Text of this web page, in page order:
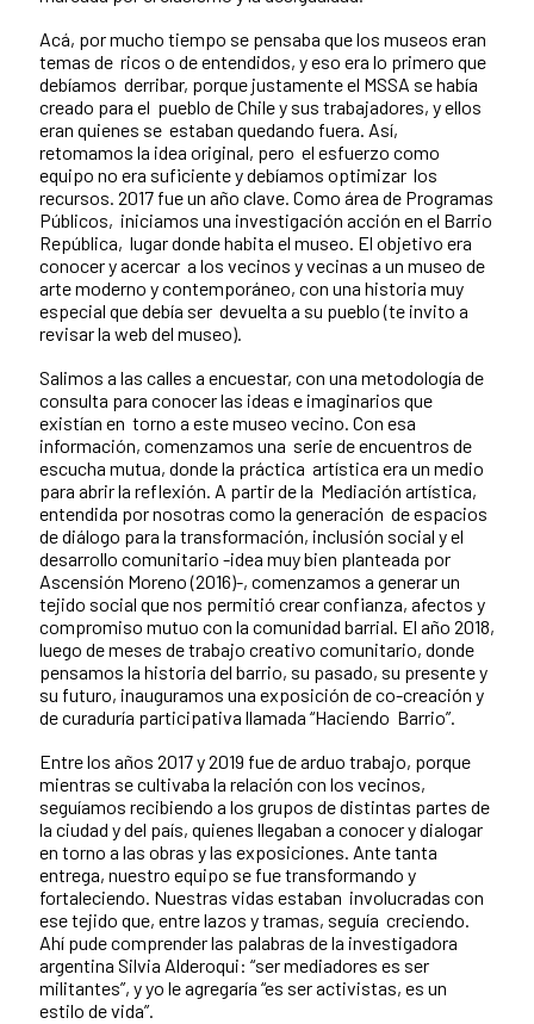
Acá, por mucho tiempo se pensaba que los museos eran
temas de ricos o de entendidos, y eso era lo primero que
debíamos derribar, porque justamente el MSSA se había
creado para el pueblo de Chile y sus trabajadores, y ellos
eran quienes se estaban quedando fuera. Así,
retomamos la idea original, pero el esfuerzo como
equipo no era suficiente y debíamos optimizar los
recursos. 2017 fue un año clave. Como área de Programas
Públicos, iniciamos una investigación acción en el Barrio
República, lugar donde habita el museo. El objetivo era
conocer y acercar a los vecinos y vecinas a un museo de
arte moderno ycontemporáneo, con una historia muy
especial que debía ser devuelta a su pueblo (te invito a
revisar la web del museo).
Salimos a las calles a encuestar, con una metodología de
consulta para conocer las ideas e imaginarios que
existían en torno a este museo vecino. Con esa
información, comenzamos una serie de encuentros de
escucha mutua, donde la práctica artística era un medio
para abrir la reflexión. A partir de la Mediación artística,
entendida por nosotras como la generación de espacios
de diálogo para la transformación, inclusión social y el
desarrollo comunitario -idea muy bien planteada por
Ascensión Moreno (2016)-, comenzamos a generar un
tejido social que nos permitió crear confianza, afectos y
compromiso mutuo con la comunidad barrial. El año 2018,
luego de meses de trabajo creativo comunitario, donde
pensamos la historia del barrio, su pasado, su presente y
su futuro, inauguramos una exposición de co-creación y
de curaduría participativa llamada “Haciendo Barrio”.
Entre los años 2017 y 2019 fue de arduo trabajo, porque
mientras se cultivaba la relación con los vecinos,
seguíamos recibiendo a los grupos de distintas partes de
la ciudad y del país, quienes llegaban a conocer y dialogar
en torno a las obras y las exposiciones. Ante tanta
entrega, nuestro equipo se fue transformando y
fortaleciendo. Nuestras vidas estaban involucradas con
ese tejido que, entre lazos y tramas, seguía creciendo.
Ahí pude comprender las palabras de la investigadora
argentina Silvia Alderoqui: “ser mediadores es ser
militantes”, y yo le agregaría “es ser activistas, es un
estilo de vida”.